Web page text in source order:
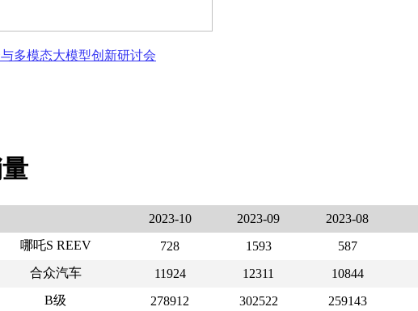
多模态大模型创新研讨会
2023-10 2023-09 2023-08
哪吒S REEV
728 1593 587
合众汽车
11924 12311 10844
B级
278912 302522 259143